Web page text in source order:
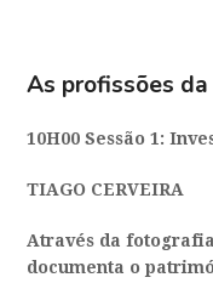
As profissões
10H00 Sessão 1:
TIAGO CERVEIRA
Através da
documenta o